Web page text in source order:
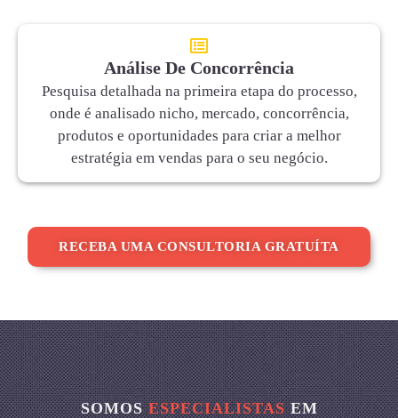
Análise De Concorrência
Pesquisa detalhada na primeira etapa do processo,
onde é analisado nicho, mercado, concorrência,
produtos e oportunidades para criar a melhor
estratégia em vendas para o seu negócio.
RECEBA UMA CONSULTORIA GRATUÍTA
SOMOSESPECIALISTASEM